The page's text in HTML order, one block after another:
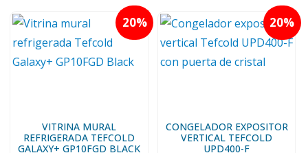
20
VITRINA MURAL
REFRIGERADA TEFCOLD
GALAXY+ GP10FGD BLACK
20
CONGELADOR EXPOSITOR
VERTICAL TEFCOLD
UPD400-F